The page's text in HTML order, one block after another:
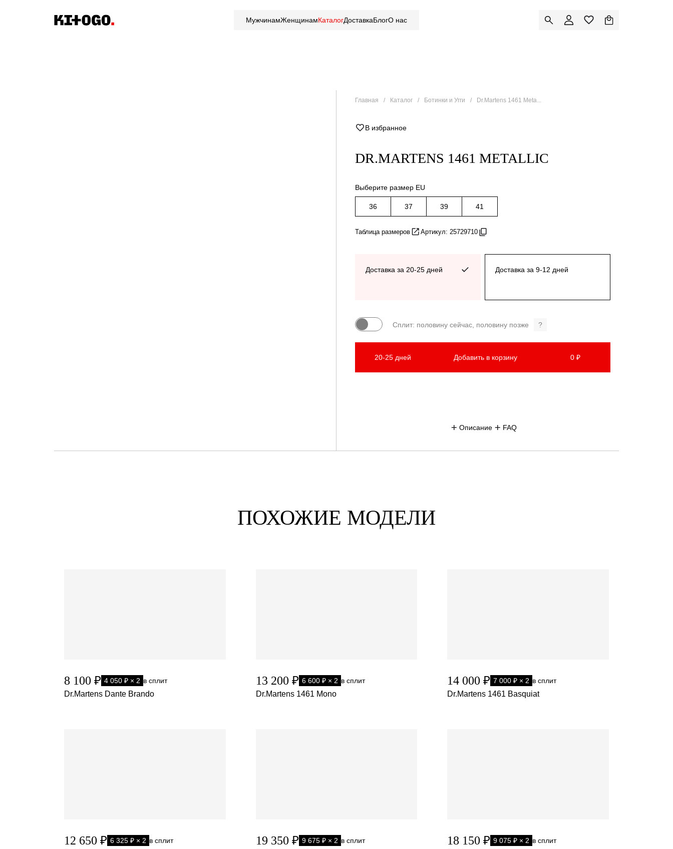
МужчинамЖенщинамКаталогДоставкаБлогО нас
Главная Каталог Ботинки и Угги Dr.Martens 1461 Meta...
DR.MARTENS 1461 METALLIC
В избранное
Выберите размер EU
36 37 39 41
Таблица размеров Артикул: 25729710
Доставка за 20-25 дней Доставка за 9-12 дней
Сплит: половину сейчас, половину позже ?
20-25 дней Добавить в корзину 0 ₽
Описание FAQ
ПОХОЖИЕ МОДЕЛИ
8 100 ₽ 4 050 ₽ × 2 в сплит
Dr.Martens Dante Brando
13 200 ₽ 6 600 ₽ × 2 в сплит
Dr.Martens 1461 Mono
14 000 ₽ 7 000 ₽ × 2 в сплит
Dr.Martens 1461 Basquiat
12 650 ₽ 6 325 ₽ × 2 в сплит 19 350 ₽ 9 675 ₽ × 2 в сплит 18 150 ₽ 9 075 ₽ × 2 в сплит